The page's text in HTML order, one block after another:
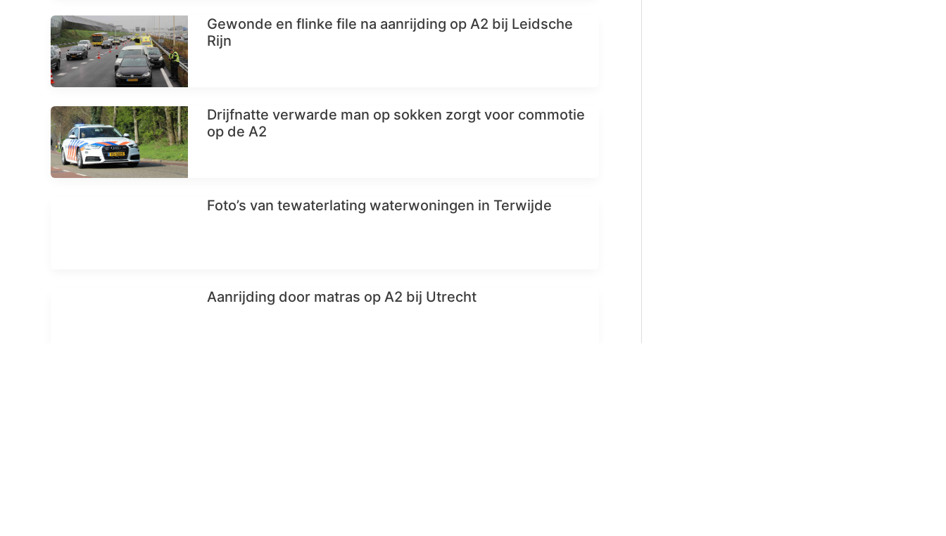
Gewonde en flinke file na aanrijding op A2 bij Leidsche
Rijn
Drijfnatte verwarde man op sokken zorgt voor commotie
op de A2
Foto’s van tewaterlating waterwoningen in Terwijde
Aanrijding door matras op A2 bij Utrecht